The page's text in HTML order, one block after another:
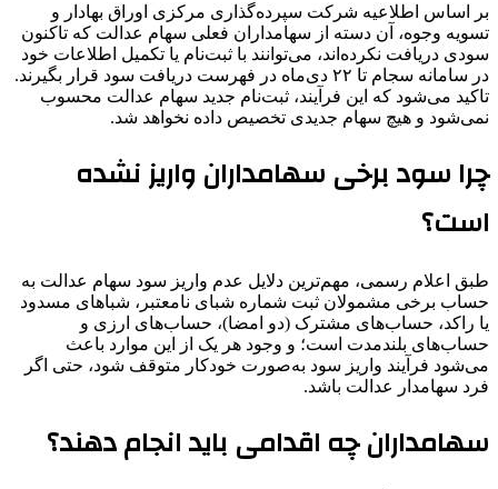
بر اساس اطلاعیه شرکت سپرده‌گذاری مرکزی اوراق بهادار و
تسویه وجوه، آن دسته از سهامداران فعلی سهام عدالت که تاکنون
سودی دریافت نکرده‌اند، می‌توانند با ثبت‌نام یا تکمیل اطلاعات خود
در سامانه سجام تا ۲۲ دی‌ماه در فهرست دریافت سود قرار بگیرند.
تاکید می‌شود که این فرآیند، ثبت‌نام جدید سهام عدالت محسوب
نمی‌شود و هیچ سهام جدیدی تخصیص داده نخواهد شد.
چرا سود برخی سهامداران واریز نشده
است؟
طبق اعلام رسمی، مهم‌ترین دلایل عدم واریز سود سهام عدالت به
حساب برخی مشمولان ثبت شماره شبای نامعتبر، شباهای مسدود
یا راکد، حساب‌های مشترک (دو امضا)، حساب‌های ارزی و
حساب‌های بلندمدت است؛ و وجود هر یک از این موارد باعث
می‌شود فرآیند واریز سود به‌صورت خودکار متوقف شود، حتی اگر
فرد سهامدار عدالت باشد.
سهامداران چه اقدامی باید انجام دهند؟